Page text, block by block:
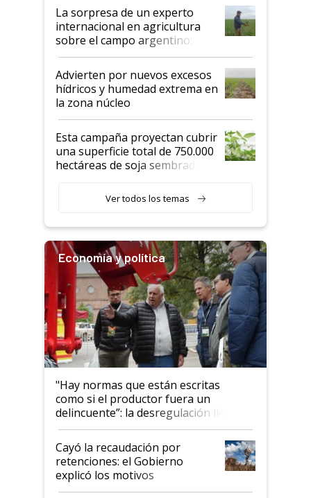
La sorpresa de un experto
internacional en agricultura
sobre el campo argentino:
"Estoy muy impresionado"
Advierten por nuevos excesos
hídricos y humedad extrema en
la zona núcleo
Esta campaña proyectan cubrir
una superficie total de 750.000
hectáreas de soja sembradas
variedades que marcan un
salto tecnológico en genética y
Ver todos los temas
Economía y política
"Hay normas que están escritas
como si el productor fuera un
delincuente”: la desregulación llegó
al Congreso Aapresid y hasta se
habló del financiamiento al IPCVA
Cayó la recaudación por
retenciones: el Gobierno
explicó los motivos